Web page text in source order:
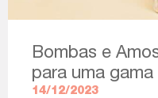
Bombas e
para uma
14/12/2023